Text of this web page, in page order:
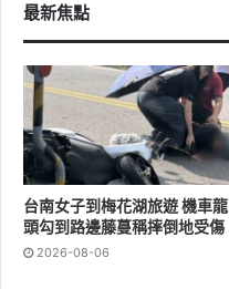
最新焦點
台南女子到梅花湖旅遊 機車龍
頭勾到路邊藤蔓稱摔倒地受傷
2026-08-06